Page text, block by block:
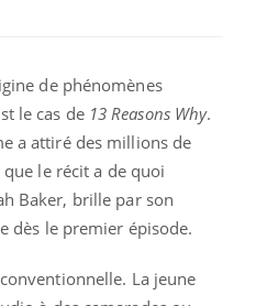
de phénomènes
le cas de 13 Reasons Why.
a attiré des millions de
le récit a de quoi
Baker, brille par son
dès le premier épisode.
La jeune